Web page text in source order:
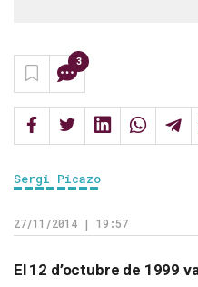
3
Sergi Picazo
27/11/2014 | 19:57
El 12 d’octubre de 1999